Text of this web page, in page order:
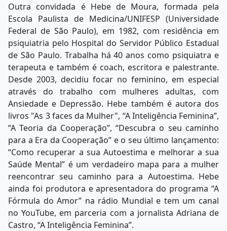
Outra convidada é Hebe de Moura, formada pela
Escola Paulista de Medicina/UNIFESP (Universidade
Federal de São Paulo), em 1982, com residência em
psiquiatria pelo Hospital do Servidor Público Estadual
de São Paulo. Trabalha há 40 anos como psiquiatra e
terapeuta e também é coach, escritora e palestrante.
Desde 2003, decidiu focar no feminino, em especial
através do trabalho com mulheres adultas, com
Ansiedade e Depressão. Hebe também é autora dos
livros "As 3 faces da Mulher", “A Inteligência Feminina”,
“A Teoria da Cooperação”, “Descubra o seu caminho
para a Era da Cooperação” e o seu último lançamento:
“Como recuperar a sua Autoestima e melhorar a sua
Saúde Mental” é um verdadeiro mapa para a mulher
reencontrar seu caminho para a Autoestima. Hebe
ainda foi produtora e apresentadora do programa “A
Fórmula do Amor” na rádio Mundial e tem um canal
no YouTube, em parceria com a jornalista Adriana de
Castro, “A Inteligência Feminina”.